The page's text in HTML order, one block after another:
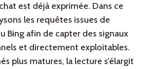
est déjà exprimée. Dans ce
les requêtes issues de
Bing afin de capter des signaux
et directement exploitables.
plus matures, la lecture s’élargit